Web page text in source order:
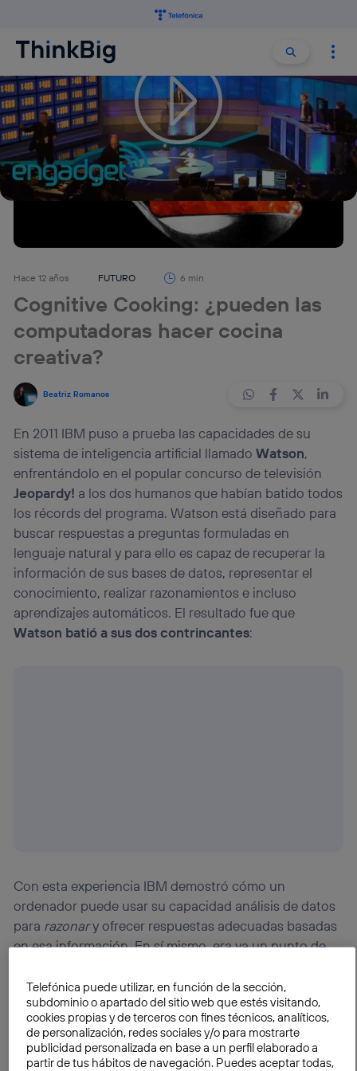
Buscar
Hace 12 años FUTURO 6 min
Cognitive Cooking: ¿pueden las
computadoras hacer cocina
creativa?
Beatriz Romanos
En 2011 IBM puso a prueba las capacidades de su
sistema de inteligencia artificial llamadoWatson,
enfrentándolo en el popular concurso de televisión
Jeopardy! a los dos humanos que habían batido todos
los récords del programa. Watson está diseñado para
buscar respuestas a preguntas formuladas en
lenguaje natural y para ello es capaz de recuperar la
información de sus bases de datos, representar el
conocimiento, realizar razonamientos e incluso
aprendizajes automáticos. El resultado fue que
Watson batió a sus dos contrincantes:
Con esta experiencia IBM demostró cómo un
ordenador puede usar su capacidad análisis de datos
para razonary ofrecer respuestas adecuadas basadas
en esa información. En sí mismo, era ya un punto de
marcaba el inicio de una nueva era, lacomputación
cognitiva, que ya está siendoutilizada en áreas como
salud, finanzas yretailpara tomar decisiones más
informadas .
Telefónica puede utilizar, en función de la sección,
subdominio o apartado del sitio web que estés visitando,
cookies propias y de terceros con fines técnicos, analíticos,
de personalización, redes sociales y/o para mostrarte
publicidad personalizada en base a un perfil elaborado a
partir de tus hábitos de navegación. Puedes aceptar todas,